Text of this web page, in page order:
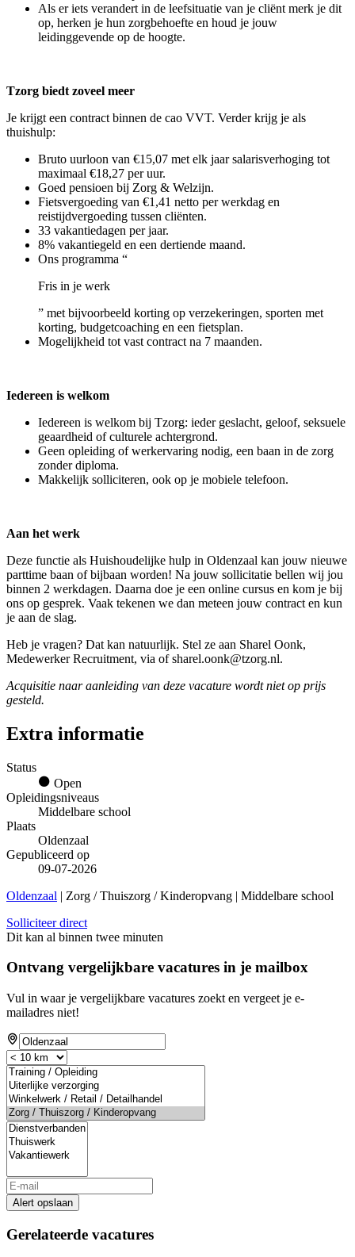
Als er iets verandert in de leefsituatie van je cliënt merk je dit
op, herken je hun zorgbehoefte en houd je jouw
leidinggevende op de hoogte.
Tzorg biedt zoveel meer
Je krijgt een contract binnen de cao VVT. Verder krijg je als
thuishulp:
Bruto uurloon van €15,07 met elk jaar salarisverhoging tot
maximaal €18,27 per uur.
Goed pensioen bij Zorg & Welzijn.
Fietsvergoeding van €1,41 netto per werkdag en
reistijdvergoeding tussen cliënten.
33 vakantiedagen per jaar.
8% vakantiegeld en een dertiende maand.
Ons programma “
Fris in je werk
” met bijvoorbeeld korting op verzekeringen, sporten met
korting, budgetcoaching en een fietsplan.
Mogelijkheid tot vast contract na 7 maanden.
Iedereen is welkom
Iedereen is welkom bij Tzorg: ieder geslacht, geloof, seksuele
geaardheid of culturele achtergrond.
Geen opleiding of werkervaring nodig, een baan in de zorg
zonder diploma.
Makkelijk solliciteren, ook op je mobiele telefoon.
Aan het werk
Deze functie als Huishoudelijke hulp in Oldenzaal kan jouw nieuwe
parttime baan of bijbaan worden! Na jouw sollicitatie bellen wij jou
binnen 2 werkdagen. Daarna doe je een online cursus en kom je bij
ons op gesprek. Vaak tekenen we dan meteen jouw contract en kun
je aan de slag.
Heb je vragen? Dat kan natuurlijk. Stel ze aan Sharel Oonk,
Medewerker Recruitment, via of sharel.oonk@tzorg.nl.
Acquisitie naar aanleiding van deze vacature wordt niet op prijs
gesteld.
Extra informatie
Status
Open
Opleidingsniveaus
Middelbare school
Plaats
Oldenzaal
Gepubliceerd op
09-07-2026
Oldenzaal | Zorg / Thuiszorg / Kinderopvang | Middelbare school
Solliciteer direct
Dit kan al binnen twee minuten
Ontvang vergelijkbare vacatures in je mailbox
Vul in waar je vergelijkbare vacatures zoekt en vergeet je e-
mailadres niet!
Alert opslaan
Gerelateerde vacatures